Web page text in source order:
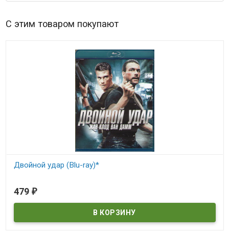
С этим товаром покупают
Двойной удар (Blu-ray)*
479 ₽